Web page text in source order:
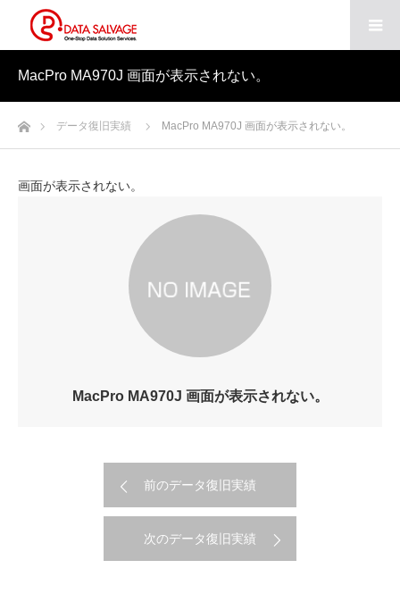
MacPro MA970J 画面が表示されない。
ホームデータ復旧実績 MacPro MA970J 画面が表示されない。
画面が表示されない。
MacPro MA970J 画面が表示されない。
前のデータ復旧実績
次のデータ復旧実績